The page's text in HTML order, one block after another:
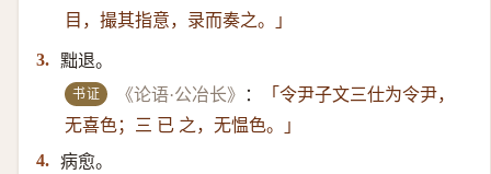
目，撮其指意，录而奏之。」
3. 黜退。
书证 《论语·公冶长》 ：
「令尹子文三仕为令尹，
无喜色；三 已 之，无愠色。」
4. 病愈。